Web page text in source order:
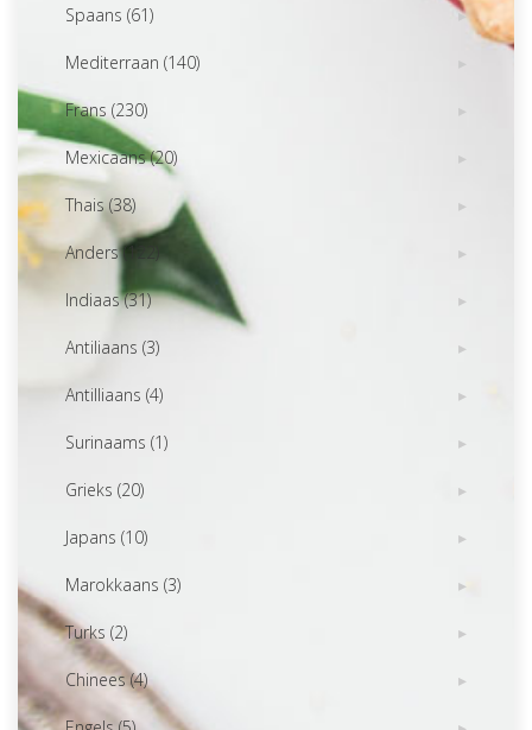
Spaans (61)
Mediterraan (140)
Frans (230)
Mexicaans (20)
Thais (38)
Anders (122)
Indiaas (31)
Antiliaans (3)
Antilliaans (4)
Surinaams (1)
Grieks (20)
Japans (10)
Marokkaans (3)
Turks (2)
Chinees (4)